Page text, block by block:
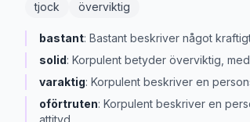
tjock överviktig
bastant: Bastant beskriver något
solid: Korpulent betyder överviktig,
varaktig: Korpulent beskriver en
oförtruten: Korpulent beskriver en
attityd.